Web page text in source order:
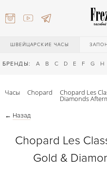
ШВЕЙЦАРСКИЕ ЧАСЫ
БРЕНДЫ: A B C D E F G H
Часы Chopard Chopard Les
Diamonds
← Назад
Chopard Les
Gold &